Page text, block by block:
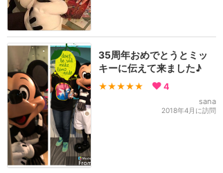
35周年おめでとうとミッ
キーに伝えて来ました♪
★★★★★ 4
sana
2018年4月に訪問